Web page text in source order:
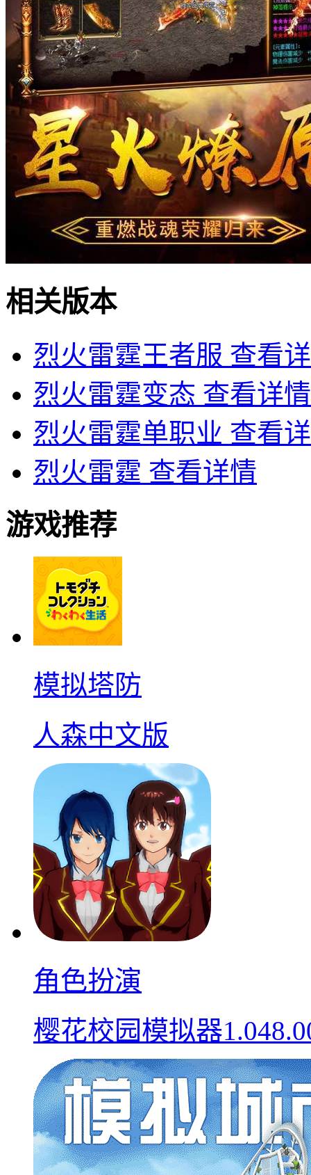
相关版本
烈火雷霆王者服 查看
烈火雷霆变态 查看详情
烈火雷霆单职业 查看
烈火雷霆 查看详情
游戏推荐
模拟塔防
人森中文版
角色扮演
樱花校园模拟器